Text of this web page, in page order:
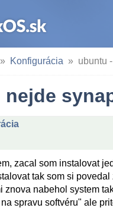
Konfigurácia ubuntu
nejde
zacal som instalovat
tak som si
znova nabehol system
spravu softvéru" ale